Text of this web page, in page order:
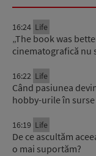
16:24 Life
„The book was
cinematografică nu
16:22 Life
Când pasiunea
hobby-urile în surse
16:19 Life
De ce ascultăm
o mai suportăm?